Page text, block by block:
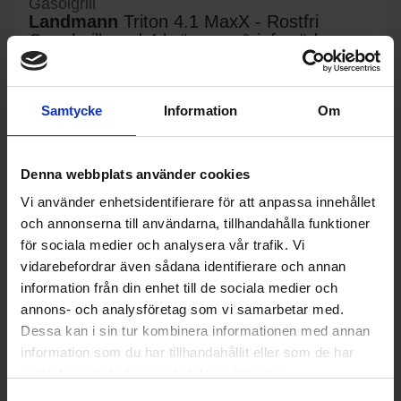
Samtycke Information Om
Denna webbplats använder cookies
Vi använder enhetsidentifierare för att anpassa innehållet
och annonserna till användarna, tillhandahålla funktioner
för sociala medier och analysera vår trafik. Vi
vidarebefordrar även sådana identifierare och annan
information från din enhet till de sociala medier och
annons- och analysföretag som vi samarbetar med.
Dessa kan i sin tur kombinera informationen med annan
information som du har tillhandahållit eller som de har
Gasolgrill
Landmann Triton 4.1 MaxX - Rostfri
Gasolgrill med 4 brännare & infraröd
sidobrännare
Effekt (w): 3500
Antal brännare (st): 4
Termometer i lock (Ja/Nej): Ja
7 990:-
KÖP